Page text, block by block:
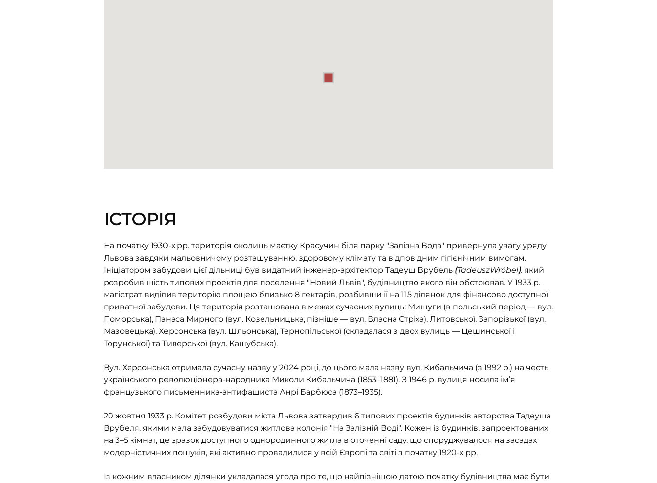
ІСТОРІЯ
На початку 1930-х рр. територія околиць маєтку Красучин біля парку "Залізна Вода" привернула увагу уряду
Львова завдяки мальовничому розташуванню, здоровому клімату та відповідним гігієнічним вимогам.
Ініціатором забудови цієї дільниці був видатний інженер-архітектор Тадеуш Врубель (TadeuszWróbel), який
розробив шість типових проектів для поселення "Новий Львів", будівництво якого він обстоював. У 1933 р.
магістрат виділив територію площею близько 8 гектарів, розбивши її на 115 ділянок для фінансово доступної
приватної забудови. Ця територія розташована в межах сучасних вулиць: Мишуги (в польський період — вул.
Поморська), Панаса Мирного (вул. Козельницька, пізніше — вул. Власна Стріха), Литовської, Запорізької (вул.
Мазовецька), Херсонська (вул. Шльонська), Тернопільської (складалася з двох вулиць — Цешинської і
Торунської) та Тиверської (вул. Кашубська).
Вул. Херсонська отримала сучасну назву у 2024 році, до цього мала назву вул. Кибальчича (з 1992 р.) на честь
українського революціонера-народника Миколи Кибальчича (1853–1881). З 1946 р. вулиця носила ім’я
французького письменника-антифашиста Анрі Барбюса (1873–1935).
20 жовтня 1933 р. Комітет розбудови міста Львова затвердив 6 типових проектів будинків авторства Тадеуша
Врубеля, якими мала забудовуватися житлова колонія "На Залізній Воді". Кожен із будинків, запроектованих
на 3–5 кімнат, це зразок доступного однородинного житла в оточенні саду, що споруджувалося на засадах
модерністичних пошуків, які активно провадилися у всій Європі та світі з початку 1920-х рр.
Із кожним власником ділянки укладалася угода про те, що найпізнішою датою початку будівництва має бути